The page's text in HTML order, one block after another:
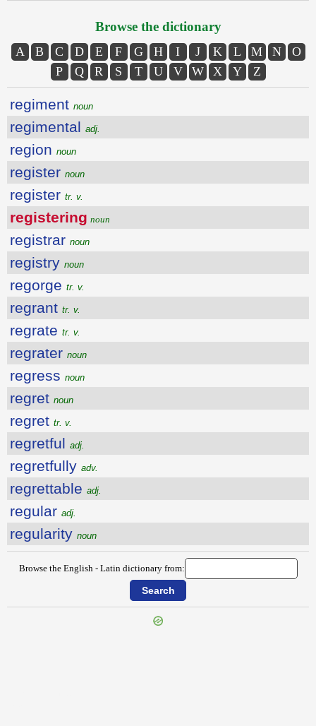
Browse the dictionary
A B C D E F G H I J K L M N
O
P
Q R S T U V W X Y Z
regiment noun
regimental adj.
region noun
register noun
register tr. v.
registering noun
registrar noun
registry noun
regorge tr. v.
regrant tr. v.
regrate tr. v.
regrater noun
regress noun
regret noun
regret tr. v.
regretful adj.
regretfully adv.
regrettable adj.
regular adj.
regularity noun
Browse the English - Latin dictionary from: